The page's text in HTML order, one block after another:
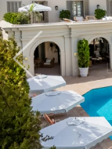
Previous